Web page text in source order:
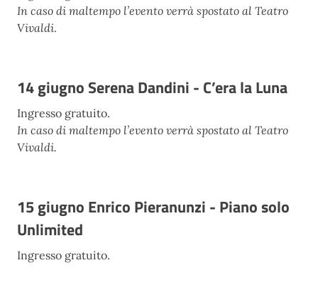
In caso di maltempo l’evento verrà spostato al Teatro
Vivaldi.
14 giugno Serena Dandini - C’era la Luna
Ingresso gratuito.
In caso di maltempo l’evento verrà spostato al Teatro
Vivaldi.
15 giugno Enrico Pieranunzi - Piano solo
Unlimited
Ingresso gratuito.